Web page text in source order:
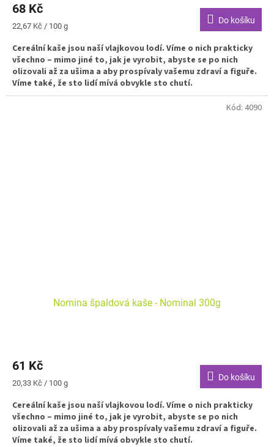
68 Kč
Měrná
22,67 Kč / 100 g
Do košíku
Cereální kaše jsou naší vlajkovou lodí. Víme o nich prakticky
všechno – mimo jiné to, jak je vyrobit, abyste se po nich
olizovali až za ušima a aby prospívaly vašemu zdraví a figuře.
Víme také, že sto lidí mívá obvykle sto chutí.
Nomina špaldová kaše - Nominal 300g
61 Kč
Měrná
20,33 Kč / 100 g
Do košíku
Cereální kaše jsou naší vlajkovou lodí. Víme o nich prakticky
všechno – mimo jiné to, jak je vyrobit, abyste se po nich
olizovali až za ušima a aby prospívaly vašemu zdraví a figuře.
Víme také, že sto lidí mívá obvykle sto chutí.
Kód: 4090